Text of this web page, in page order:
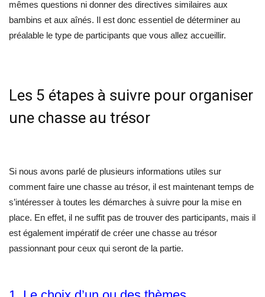
mêmes questions ni donner des directives similaires aux
bambins et aux aînés. Il est donc essentiel de déterminer au
préalable le type de participants que vous allez accueillir.
Les 5 étapes à suivre pour organiser
une chasse au trésor
Si nous avons parlé de plusieurs informations utiles sur
comment faire une chasse au trésor, il est maintenant temps de
s’intéresser à toutes les démarches à suivre pour la mise en
place. En effet, il ne suffit pas de trouver des participants, mais il
est également impératif de créer une chasse au trésor
passionnant pour ceux qui seront de la partie.